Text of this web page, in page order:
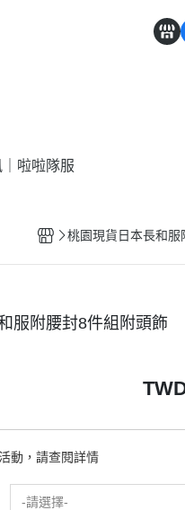
啦啦隊服
桃園現貨日本長和
服附腰封8件組附頭飾
動，請查閱詳情
-請選擇-